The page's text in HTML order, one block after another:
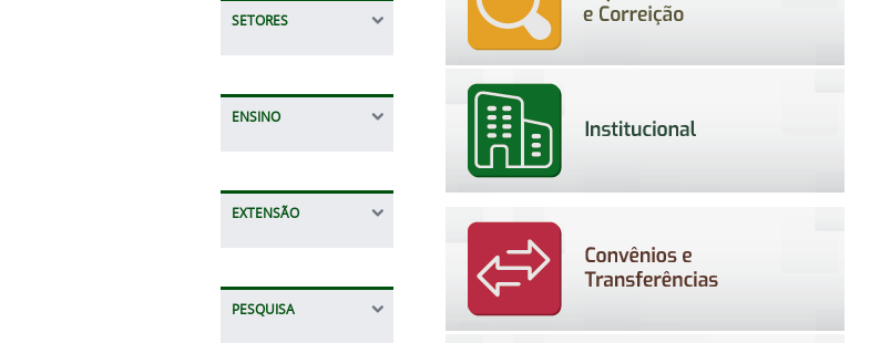
SETORES
ENSINO
EXTENSÃO
PESQUISA